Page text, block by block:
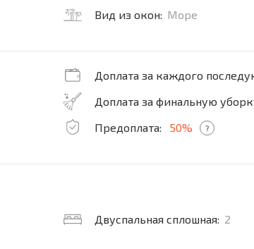
Вид из окон: Море
Доплата за каждого
Доплата за финальную
Предоплата:
50% ?
Двуспальная сплошная: 2